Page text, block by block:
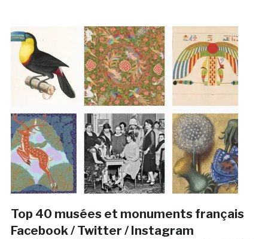
Top 40 musées et monuments français
Facebook / Twitter / Instagram